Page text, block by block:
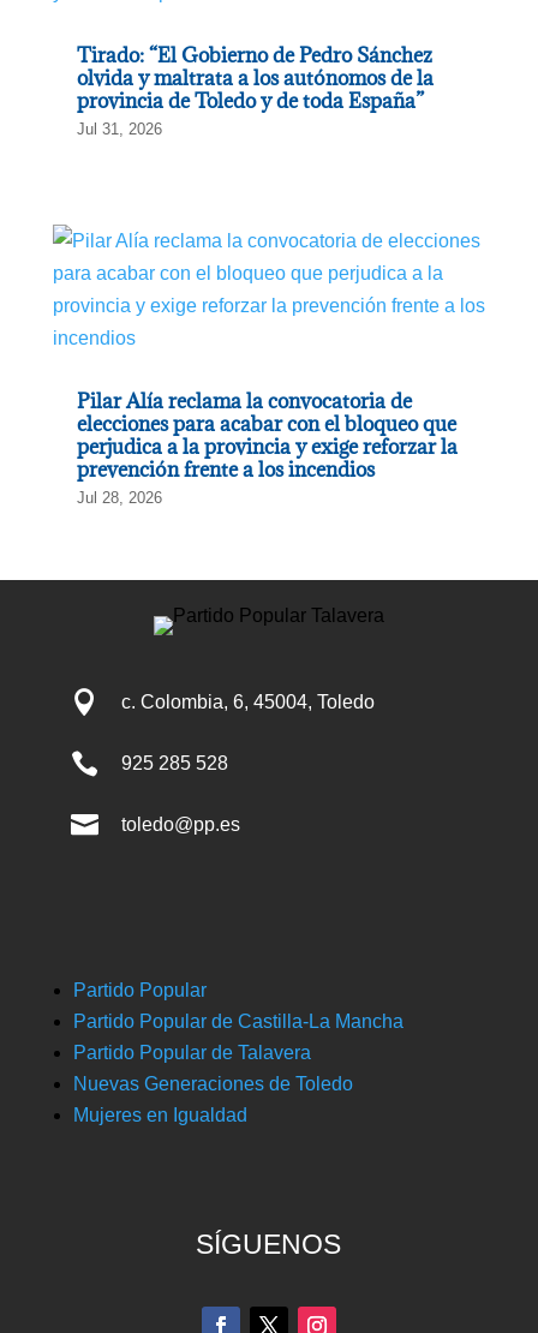
Tirado: “El Gobierno de Pedro Sánchez
olvida y maltrata a los autónomos de la
provincia de Toledo y de toda España”
Jul 31, 2026
Pilar Alía reclama la convocatoria de
elecciones para acabar con el bloqueo que
perjudica a la provincia y exige reforzar la
prevención frente a los incendios
Jul 28, 2026
 c. Colombia, 6, 45004, Toledo
 925 285 528
 toledo@pp.es
Partido Popular
Partido Popular de Castilla-La Mancha
Partido Popular de Talavera
Nuevas Generaciones de Toledo
Mujeres en Igualdad
SÍGUENOS